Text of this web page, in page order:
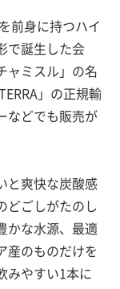
前身に持つハイ
で誕生した会
ャミスル」の名
」の正規輸
などでも販売が
と爽快な炭酸感
どごしがたのし
かな水源、最適
産のものだけを
みやすい1本に